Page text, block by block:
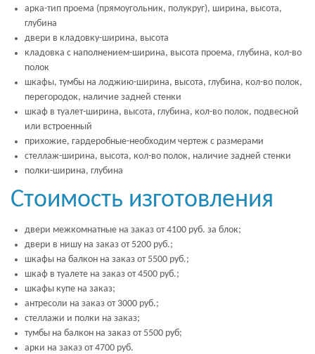
арка-тип проема (прямоугольник, полукруг), ширина, высота,
глубина
двери в кладовку-ширина, высота
кладовка с наполнением-ширина, высота проема, глубина, кол-во
полок
шкафы, тумбы на лоджию-ширина, высота, глубина, кол-во полок,
перегородок, наличие задней стенки
шкаф в туалет-ширина, высота, глубина, кол-во полок, подвесной
или встроенный
прихожие, гардеробные-необходим чертеж с размерами
стеллаж-ширина, высота, кол-во полок, наличие задней стенки
полки-ширина, глубина
Стоимость изготовления
двери межкомнатные на заказ от 4100 руб. за блок;
двери в нишу на заказ от 5200 руб.;
шкафы на балкон на заказ от 5500 руб.;
шкаф в туалете на заказ от 4500 руб.;
шкафы купе на заказ;
антресоли на заказ от 3000 руб.;
стеллажи и полки на заказ;
тумбы на балкон на заказ от 5500 руб;
арки на заказ от 4700 руб.